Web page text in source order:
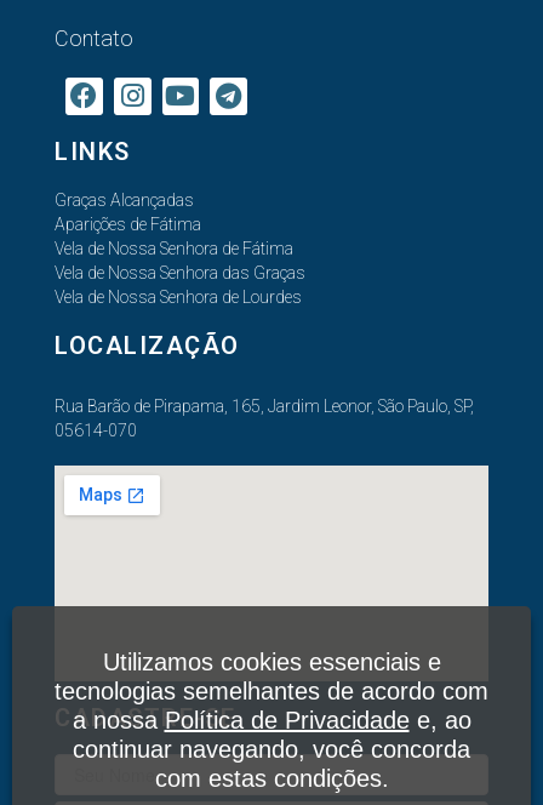
Contato
LINKS
Graças Alcançadas
Aparições de Fátima
Vela de Nossa Senhora de Fátima
Vela de Nossa Senhora das Graças
Vela de Nossa Senhora de Lourdes
LOCALIZAÇÃO
Rua Barão de Pirapama, 165, Jardim Leonor, São Paulo, SP,
05614-070
CADASTRE-SE
Utilizamos cookies essenciais e
tecnologias semelhantes de acordo com
a nossaPolítica de Privacidadee, ao
continuar navegando, você concorda
com estas condições.